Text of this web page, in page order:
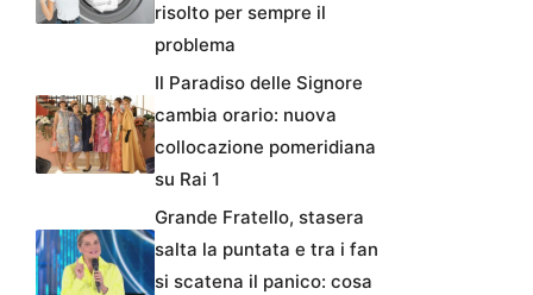
risolto per sempre il
problema
Il Paradiso delle Signore
cambia orario: nuova
collocazione pomeridiana
su Rai 1
Grande Fratello, stasera
salta la puntata e tra i fan
si scatena il panico: cosa